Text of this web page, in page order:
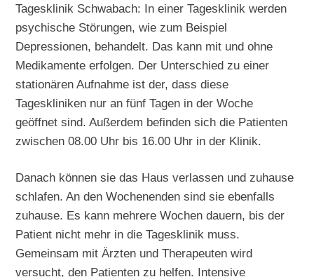
Tagesklinik Schwabach: In einer Tagesklinik werden
psychische Störungen, wie zum Beispiel
Depressionen, behandelt. Das kann mit und ohne
Medikamente erfolgen. Der Unterschied zu einer
stationären Aufnahme ist der, dass diese
Tageskliniken nur an fünf Tagen in der Woche
geöffnet sind. Außerdem befinden sich die Patienten
zwischen 08.00 Uhr bis 16.00 Uhr in der Klinik.
Danach können sie das Haus verlassen und zuhause
schlafen. An den Wochenenden sind sie ebenfalls
zuhause. Es kann mehrere Wochen dauern, bis der
Patient nicht mehr in die Tagesklinik muss.
Gemeinsam mit Ärzten und Therapeuten wird
versucht, den Patienten zu helfen. Intensive